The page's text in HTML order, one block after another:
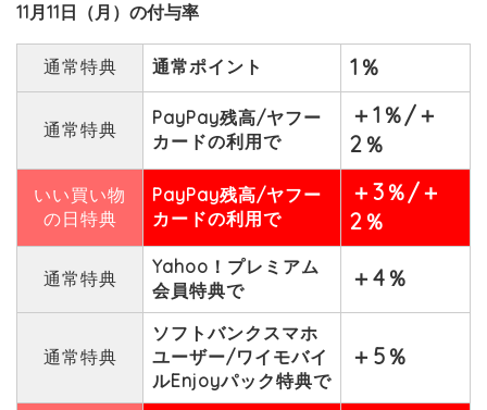
11月11日（月）の付与率
通常特典 通常ポイント 1％
通常特典
PayPay残高/ヤフー
カードの利用で
＋1％/＋
2％
いい買い物
の日特典
PayPay残高/ヤフー
カードの利用で
＋3％/＋
2％
通常特典
Yahoo！プレミアム
会員特典で
＋4％
通常特典
ソフトバンクスマホ
ユーザー/ワイモバイ
ルEnjoyパック特典で
＋5％